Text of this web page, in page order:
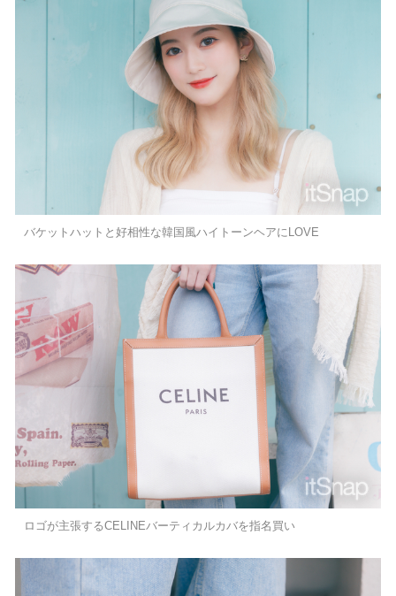
バケットハットと好相性な韓国風ハイトーンヘアにLOVE
ロゴが主張するCELINEバーティカルカバを指名買い